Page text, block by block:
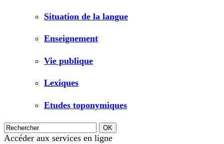
Situation de la langue
Enseignement
Vie publique
Lexiques
Etudes toponymiques
Accéder aux services en ligne